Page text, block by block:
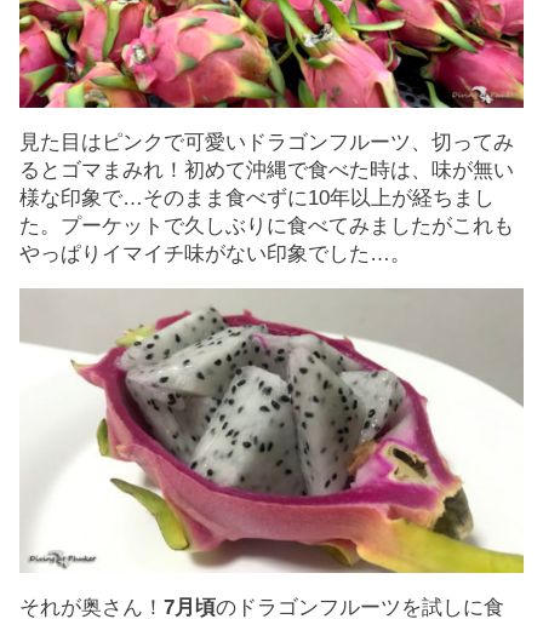
見た目はピンクで可愛いドラゴンフルーツ、切ってみ
るとゴマまみれ！初めて沖縄で食べた時は、味が無い
様な印象で…そのまま食べずに10年以上が経ちまし
た。プーケットで久しぶりに食べてみましたがこれも
やっぱりイマイチ味がない印象でした…。
それが奥さん！ 7月頃のドラゴンフルーツを試しに食